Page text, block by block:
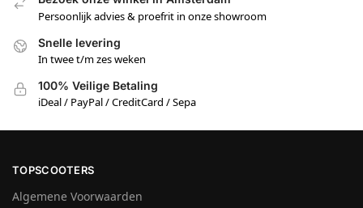
Persoonlijk advies & proefrit in onze showroom
Snelle levering
In twee t/m zes weken
100% Veilige Betaling
iDeal / PayPal / CreditCard / Sepa
TOPSCOOTERS
Algemene Voorwaarden